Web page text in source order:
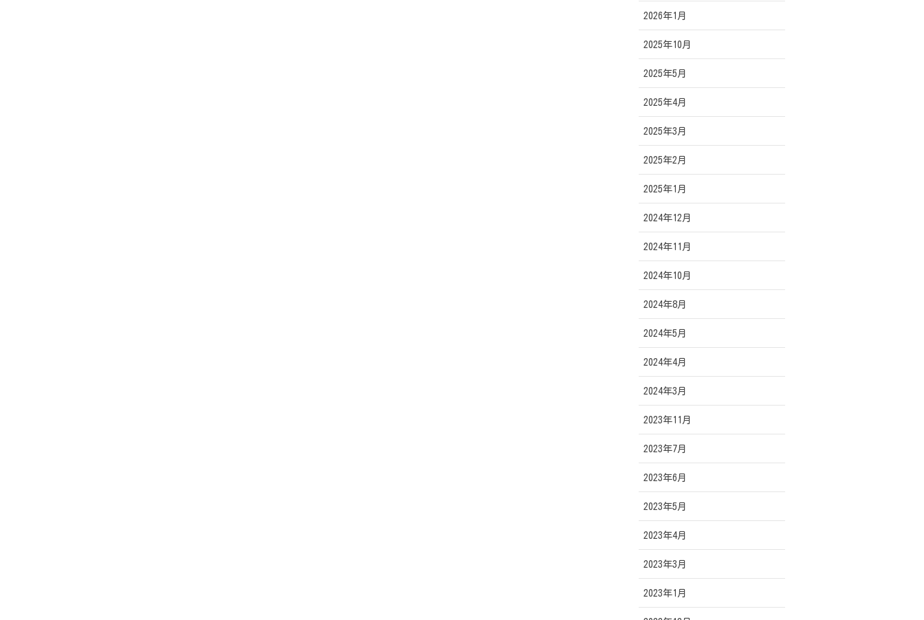
2026年1月
2025年10月
2025年5月
2025年4月
2025年3月
2025年2月
2025年1月
2024年12月
2024年11月
2024年10月
2024年8月
2024年5月
2024年4月
2024年3月
2023年11月
2023年7月
2023年6月
2023年5月
2023年4月
2023年3月
2023年1月